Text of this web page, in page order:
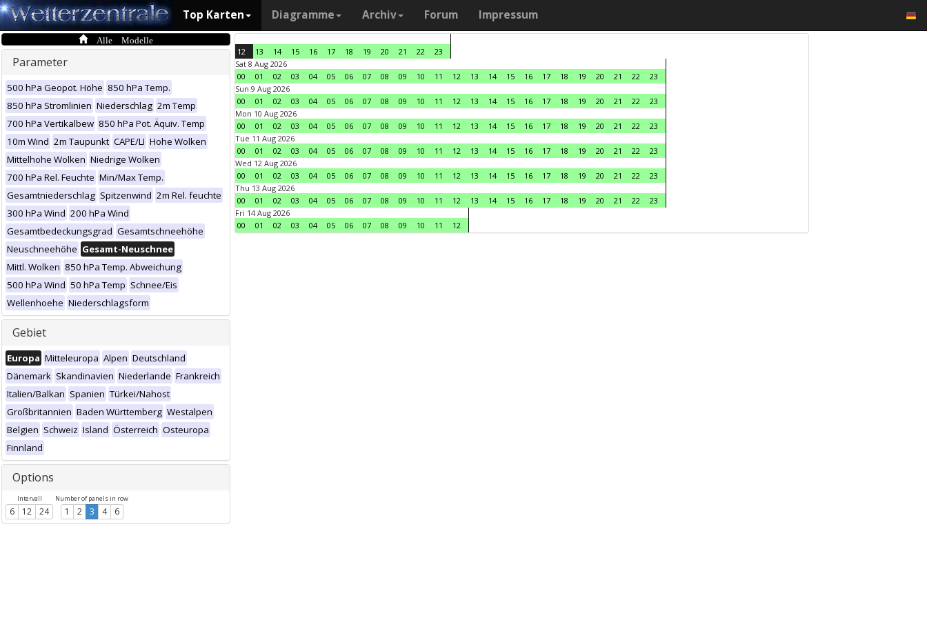
Top Karten Diagramme Archiv Forum Impressum
Alle Modelle
Parameter
500 hPa Geopot. Höhe 850 hPa Temp.
850 hPa Stromlinien Niederschlag 2m Temp
700 hPa Vertikalbew 850 hPa Pot. Äquiv. Temp
10m Wind 2m Taupunkt CAPE/LI Hohe Wolken
Mittelhohe Wolken Niedrige Wolken
700 hPa Rel. Feuchte Min/Max Temp.
Gesamtniederschlag Spitzenwind 2m Rel. feuchte
300 hPa Wind 200 hPa Wind
Gesamtbedeckungsgrad Gesamtschneehöhe
Neuschneehöhe Gesamt-Neuschnee
Mittl. Wolken 850 hPa Temp. Abweichung
500 hPa Wind 50 hPa Temp Schnee/Eis
Wellenhoehe Niederschlagsform
Gebiet
Europa Mitteleuropa Alpen Deutschland
Dänemark Skandinavien Niederlande Frankreich
Italien/Balkan Spanien Türkei/Nahost
Großbritannien Baden Württemberg Westalpen
Belgien Schweiz Island Österreich Osteuropa
Finnland
Options
Intervall
6 12 24
Number of panels in row
1 2 3 4 6
12 13 14 15 16 17 18 19 20 21 22
23
Sat 8 Aug 2026
00
01 02 03 04 05 06 07 08 09 10 11 12 13 14 15 16 17 18 19 20 21 22
23
Sun 9 Aug 2026
00
01 02 03 04 05 06 07 08 09 10 11 12 13 14 15 16 17 18 19 20 21 22
23
Mon 10 Aug 2026
00
01 02 03 04 05 06 07 08 09 10 11 12 13 14 15 16 17 18 19 20 21 22
23
Tue 11 Aug 2026
00
01 02 03 04 05 06 07 08 09 10 11 12 13 14 15 16 17 18 19 20 21 22
23
Wed 12 Aug 2026
00
01 02 03 04 05 06 07 08 09 10 11 12 13 14 15 16 17 18 19 20 21 22
23
Thu 13 Aug 2026
00
01 02 03 04 05 06 07 08 09 10 11 12 13 14 15 16 17 18 19 20 21 22
23
Fri 14 Aug 2026
00
01 02 03 04 05 06 07 08 09 10 11 12